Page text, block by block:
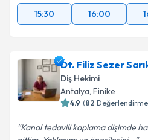
15:30
16:00
Dt. Filiz Sezer
Diş Hekimi
Antalya, Finike
4.9 (82
Kanal tedavili kaplama dişimde